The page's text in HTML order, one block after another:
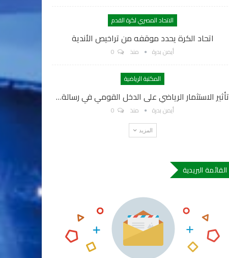
الاتحاد المصري لكرة القدم
اتحاد الكرة يحدد موقفه من تراخيص الأندية
أيمن بدرة منذ
المكتبة الرياضية
تأثير الاستثمار الرياضي على الدخل القومي في رسالة…
أيمن بدرة منذ
المزيد
القائمة البريدية